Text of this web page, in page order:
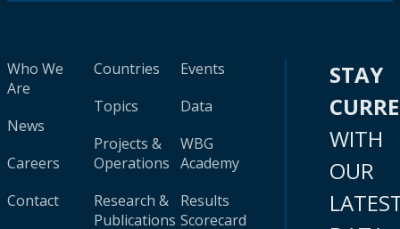
Who We
Are
News
Careers
Contact
Countries
Topics
Projects &
Operations
Research &
Publications
Events
Data
WBG
Academy
Results
Scorecard
STAY
WITH
OUR